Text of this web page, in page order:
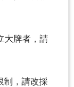
大牌者，請
制，請改採